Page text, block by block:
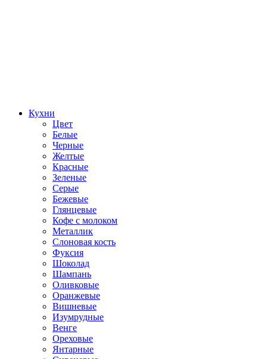
Кухни
Цвет
Белые
Черные
Желтые
Красные
Зеленые
Серые
Бежевые
Глянцевые
Кофе с молоком
Металлик
Слоновая кость
Фуксия
Шоколад
Шампань
Оливковые
Оранжевые
Вишневые
Изумрудные
Венге
Ореховые
Янтарные